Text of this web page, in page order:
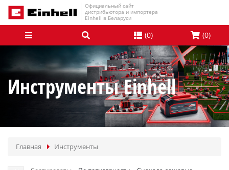
Официальный сайт
дистрибьютора и импортера
Einhell в Беларуси
(0) (0)
Инструменты Einhell
Главная Инструменты